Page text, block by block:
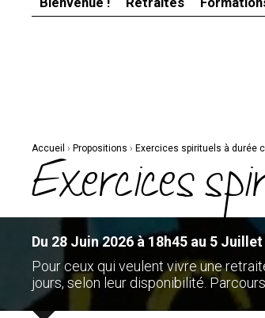
Accueil › Propositions › Exercices spirituels à durée
Exercices
Du 28 Juin 2026 à 18h45 au 5
Pour ceux qui veulent vivre une
jours, selon leur disponibilité.